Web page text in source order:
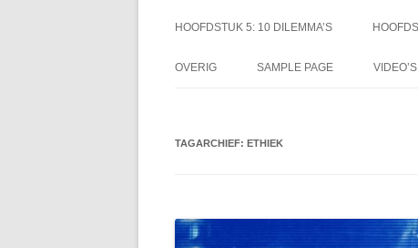
HOOFDSTUK 5: 10 DILEMMA’S
OVERIG SAMPLE PAGE VIDEO’S
TAGARCHIEF: ETHIEK